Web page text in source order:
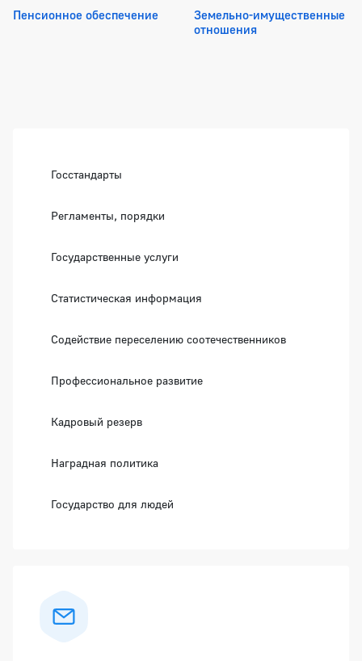
Пенсионное обеспечение
Земельно-имущественные
отношения
Госстандарты
Регламенты, порядки
Государственные услуги
Статистическая информация
Содействие переселению соотечественников
Профессиональное развитие
Кадровый резерв
Наградная политика
Государство для людей